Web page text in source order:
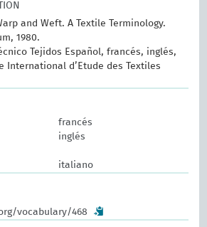
and Weft. A Textile Terminology.
1980.
Tejidos Español, francés, inglés,
International d’Etude des Textiles
francés
inglés
italiano
vocabulary/468